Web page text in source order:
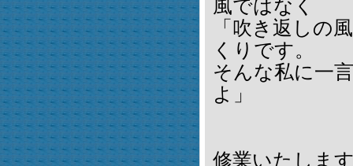
風ではなく
「吹き返しの
くりです。
そんな私に一
よ」
修業いたしま